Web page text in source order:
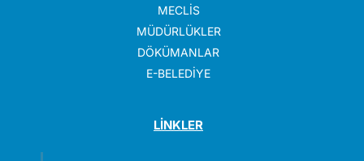
MECLİS
MÜDÜRLÜKLER
DÖKÜMANLAR
E-BELEDİYE
LİNKLER